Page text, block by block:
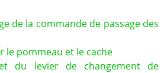
de la commande de passage des
le pommeau et le cache
du levier de changement de